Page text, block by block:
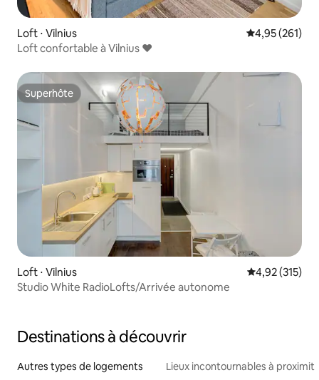
Loft ⋅ Vilnius Évaluation
4,95 (261)
Loft confortable à Vilnius ❤️
Superhôte
Superhôte
Loft ⋅ Vilnius Évaluation
4,92 (315)
Studio White RadioLofts/Arrivée autonome
Destinations à découvrir
Autres types de logements Lieux incontournables à